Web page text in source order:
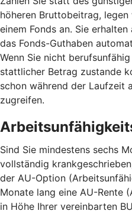
höheren Bruttobeitrag,
einem Fonds an. Sie
das Fonds-Guthaben
Wenn Sie nicht
stattlicher Betrag zustande
schon während der Laufzeit
zugreifen.
Sind Sie mindestens sechs
vollständig
der AU-Option
Monate lang eine AU-Rente
in Höhe Ihrer vereinbarten